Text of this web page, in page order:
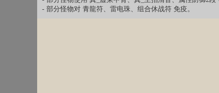
- 部分怪物对 青龍符、雷电珠、组合休战符 免疫。